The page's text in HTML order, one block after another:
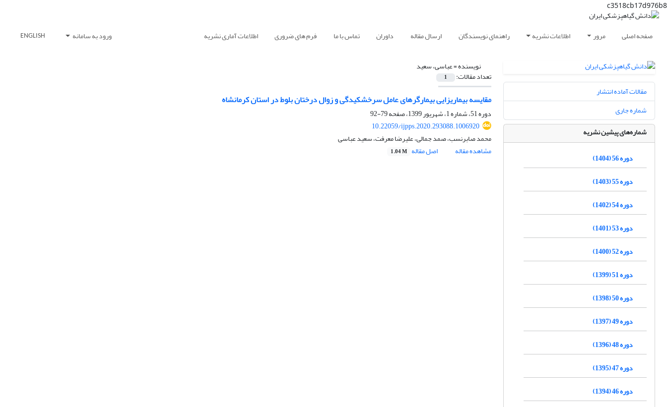
c3518cb17d976b8
صفحه اصلی مرور اطلاعات نشریه راهنمای نویسندگان ارسال مقاله داوران تماس با ما فرم های ضروری اطلاعات آماری نشریه ورود به سامانه ENGLISH
نویسنده =عباسی، سعید
تعداد مقالات: 1
مقایسه بیماریزایی بیمارگرهای عامل سرخشکیدگی و زوال درختان بلوط در استان کرمانشاه
دوره 51، شماره 1، شهریور 1399، صفحه
79-92
10.22059/ijpps.2020.293088.1006920
محمد صابرنسب، صمد جمالی، علیرضا معرفت، سعید عباسی
مشاهده مقاله
اصل مقاله 1.04 M
مقالات آماده انتشار
شماره جاری
شماره‌های پیشین نشریه
دوره 56 (1404)
دوره 55 (1403)
دوره 54 (1402)
دوره 53 (1401)
دوره 52 (1400)
دوره 51 (1399)
دوره 50 (1398)
دوره 49 (1397)
دوره 48 (1396)
دوره 47 (1395)
دوره 46 (1394)